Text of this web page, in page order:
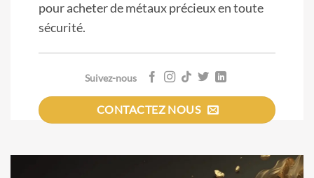
pour acheter de métaux précieux en toute
sécurité.
Suivez-nous
CONTACTEZ NOUS